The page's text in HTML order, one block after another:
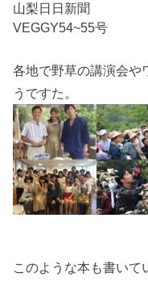
山梨日日新聞
VEGGY54~55号
各地で野草の講演会や
うですた。
このような本も書いて